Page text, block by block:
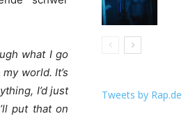
what I go
world. It’s
I’d just
put that on
Tweets by Rap.de